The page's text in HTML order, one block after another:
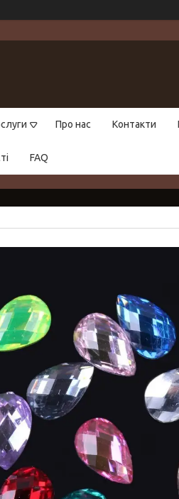
Про нас Контакти
FAQ